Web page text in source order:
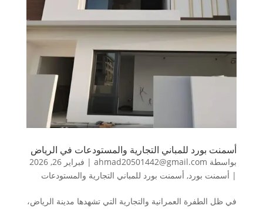
أسمنت بورد للمباني التجارية والمستودعات في الرياض
بواسطة ahmad20501442@gmail.com
| فبراير 26, 2026
| أسمنت بورد, أسمنت بورد للمباني التجارية والمستودعات
في ظل الطفرة العمرانية والتجارية التي تشهدها مدينة الرياض،